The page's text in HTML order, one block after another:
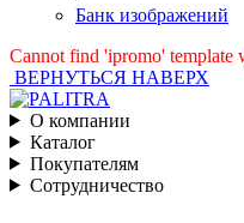
Банк изображений
Cannot find 'ipromo' template
ВЕРНУТЬСЯ НАВЕРХ
О компании
Каталог
Покупателям
Сотрудничество